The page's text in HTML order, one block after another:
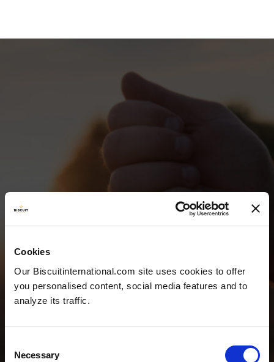
Cookies
Our Biscuitinternational.com site uses cookies to offer
you personalised content, social media features and to
analyze its traffic.
Selection
Necessary
EQUIPO Y